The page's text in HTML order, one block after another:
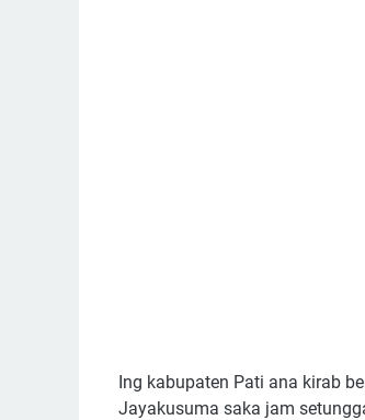
Ing kabupaten Pati ana kirab
Jayakusuma saka jam